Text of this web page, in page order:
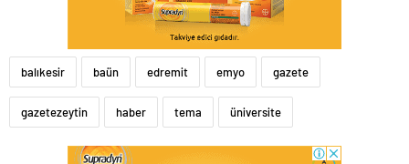
balıkesir baün edremit emyo gazete
gazetezeytin haber tema üniversite